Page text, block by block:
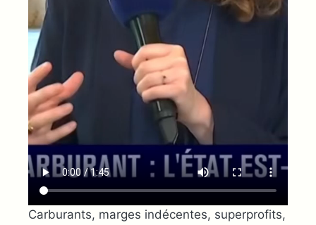
Carburants, marges indécentes, superprofits,